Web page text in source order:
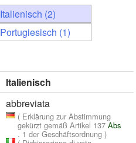
Italienisch (2)
Portugiesisch (1)
Italienisch
abbreviata
( Erklärung zur Abstimmung
gekürzt gemäß Artikel 137Abs
. 1 der Geschäftsordnung )